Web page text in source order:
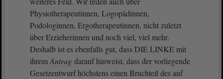
Physiotherapeutinnen, Logopädinnen,
Podologinnen, Ergotherapeutinnen, nicht zuletzt
über Erzieherinnen und noch viel, viel mehr.
Deshalb ist es ebenfalls gut, dass DIE LINKE mit
ihremAntrag darauf hinweist, dass der vorliegende
Gesetzentwurf höchstens einen Bruchteil des auf